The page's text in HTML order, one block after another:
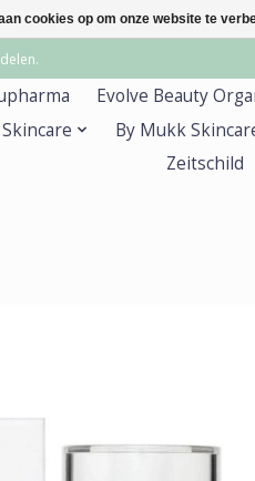
Evolve Beauty
By Mukk
Zeitschild
cookies op om onze website te